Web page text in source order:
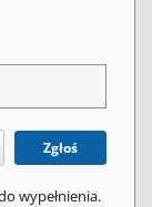
Zgłoś
wypełnienia.